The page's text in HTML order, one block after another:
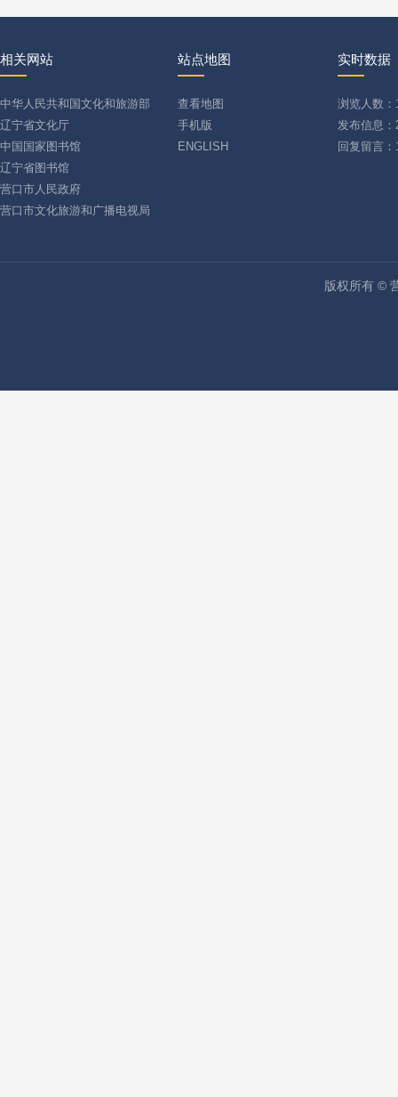
相关网站
中华人民共和国文化和旅游部
辽宁省文化厅
中国国家图书馆
辽宁省图书馆
营口市人民政府
营口市文化旅游和广播电视局
站点地图
查看地图
手机版
ENGLISH
实时数据
浏览人数：
发布信息：
回复留言
版权所有 ©